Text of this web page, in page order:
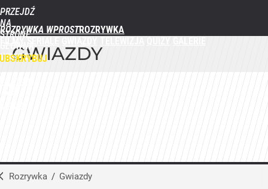
PRZEJDŹ
NA
STRONĘ
GŁÓWNĄ
WPROST.PL
ROZRYWKA WPROST
GWIAZDY
Rozrywka / Gwiazdy